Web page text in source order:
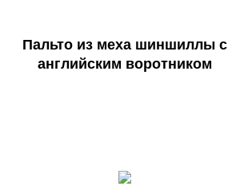
Пальто из меха шиншиллы с
английским воротником